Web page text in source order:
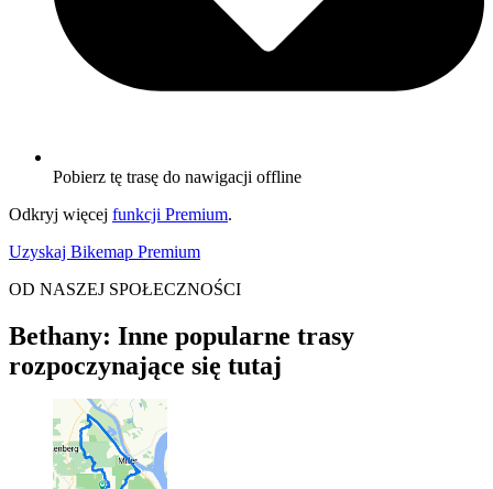
Pobierz tę trasę do nawigacji offline
Odkryj więcej funkcji Premium.
Uzyskaj Bikemap Premium
OD NASZEJ SPOŁECZNOŚCI
Bethany: Inne popularne trasy
rozpoczynające się tutaj